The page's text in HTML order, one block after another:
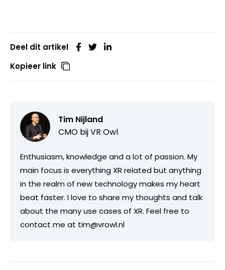
Deel dit artikel
Kopieer link
Tim Nijland
CMO bijVR Owl
Enthusiasm, knowledge and a lot of passion. My
main focus is everything XR related but anything
in the realm of new technology makes my heart
beat faster. I love to share my thoughts and talk
about the many use cases of XR. Feel free to
contact me at tim@vrowl.nl